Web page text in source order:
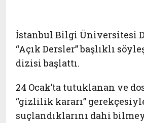
İstanbul Bilgi Üniversitesi
“Açık Dersler” başlıklı
dizisi başlattı.
24 Ocak’ta tutuklanan ve
“gizlilik kararı”
suçlandıklarını dahi